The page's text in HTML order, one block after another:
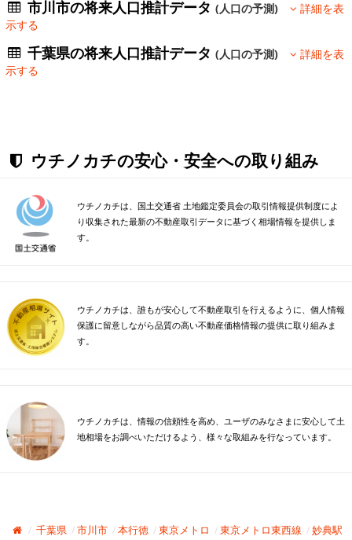
市川市の将来人口推計データ(人口の予測)
詳細を表
示する
千葉県の将来人口推計データ(人口の予測)
詳細を表
示する
ウチノカチの安心・安全への取り組み
ウチノカチは、国土交通省 土地鑑定委員会の取引情報提供制度によ
り収集された最新の不動産取引データに基づく相場情報を提供しま
す。
ウチノカチは、誰もが安心して不動産取引を行えるように、個人情報
保護に留意しながら品質の高い不動産価格情報の提供に取り組みま
す。
ウチノカチは、情報の信頼性を高め、ユーザのみなさまに安心して土
地相場をお調べいただけるよう、様々な取組みを行なっています。
千葉県 市川市 本行徳 東京メトロ 東京メトロ東西線
妙典駅